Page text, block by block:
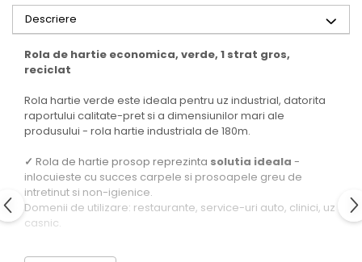
Descriere
Rola de hartie economica, verde, 1 strat gros,
reciclat
Rola hartie verde este ideala pentru uz industrial, datorita
raportului calitate-pret si a dimensiunilor mari ale
produsului - rola hartie industriala de 180m.
✓ Rola de hartie prosop reprezinta solutia ideala -
inlocuieste cu succes carpele si prosoapele greu de
intretinut si non-igienice.
Domenii de utilizare: restaurante, service-uri auto, clinici, uz
casnic.
Alege rola de prosop hartie de la Horeca Trading